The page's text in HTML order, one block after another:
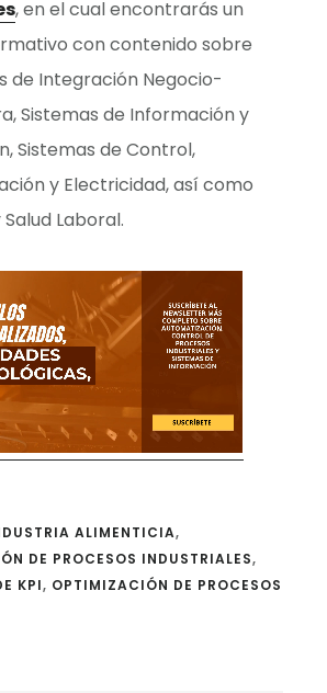
, en el cual encontrarás un
con contenido sobre
de Integración Negocio-
Sistemas de Información y
Sistemas de Control,
y Electricidad, así como
Laboral.
ALIMENTICIA,
DE PROCESOS INDUSTRIALES,
KPI, OPTIMIZACIÓN DE PROCESOS